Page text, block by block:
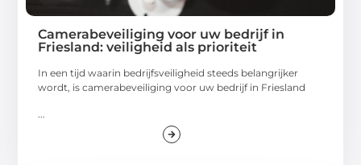
Camerabeveiliging voor uw bedrijf in
Friesland: veiligheid als prioriteit
In een tijd waarin bedrijfsveiligheid steeds belangrijker
wordt, is camerabeveiliging voor uw bedrijf in Friesland